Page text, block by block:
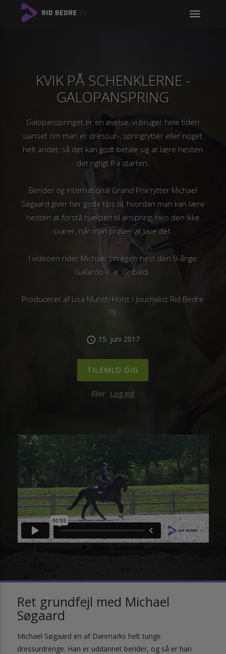
menu
KVIK PÅ SCHENKLERNE -
GALOPANSPRING
Galopanspringet er en øvelse, vi bruger hele tiden
uanset om man er dressur-, springrytter eller noget
helt andet, så det kan godt betale sig at lære hesten
det rigtigt fra starten.
Berider og international Grand Prix rytter Michael
Søgaard giver her gode tips til, hvordan man kan lære
hesten at forstå hjælpen til anspring, hvis den ikke
svarer, når man prøver at lave det.
I videoen rider Michael sin egen hest den 9-årige
Gallardo V. e. Gribaldi.
Produceret af Lisa Munch Holst / Journalist Rid Bedre
TV
schedule 15. juni 2017
TILEMLD DIG
Eller Log ind
Ret grundfejl med Michael
Søgaard
Michael Søgaard en af Danmarks helt tunge
dressurdrenge. Han er uddannet berider, og så er han